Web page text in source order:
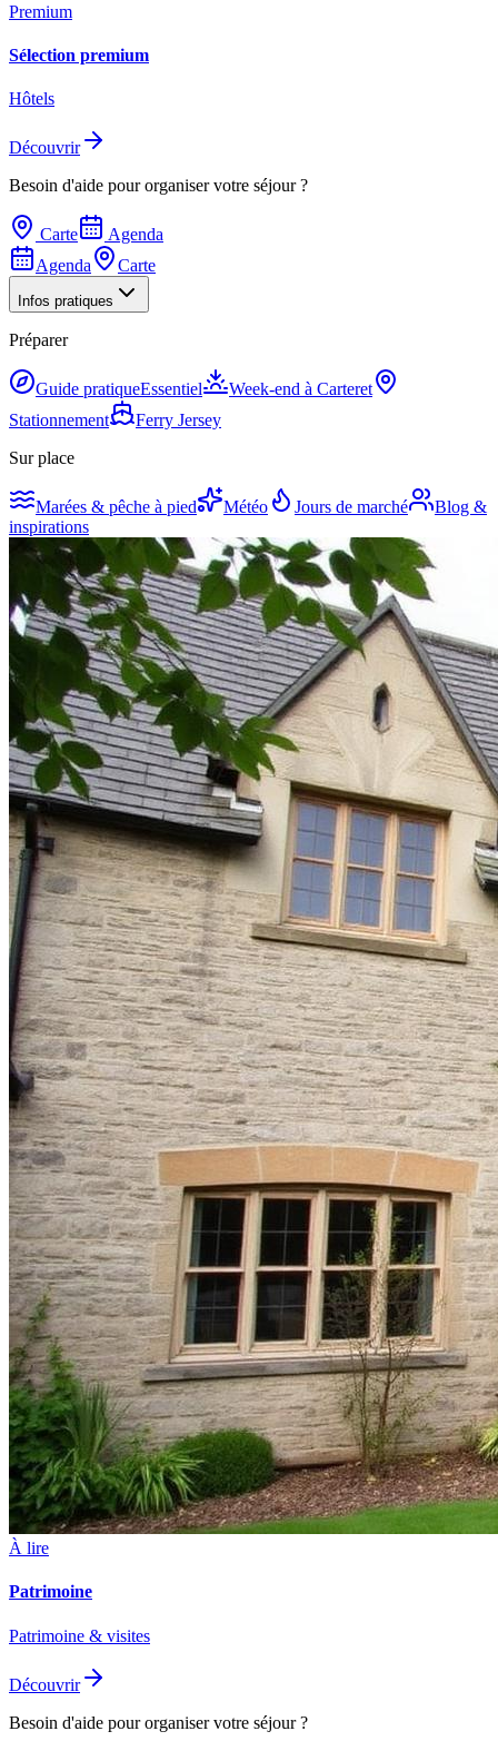
Premium
Sélection premium
Hôtels
Découvrir
Besoin d'aide pour organiser votre séjour ?
Carte
Agenda
Agenda
Carte
Infos pratiques
Préparer
Guide pratiqueEssentiel
Week-end à Carteret
Stationnement
Ferry Jersey
Sur place
Marées & pêche à pied Météo Jours de marché
Blog &
inspirations
À lire
Patrimoine
Patrimoine & visites
Découvrir
Besoin d'aide pour organiser votre séjour ?